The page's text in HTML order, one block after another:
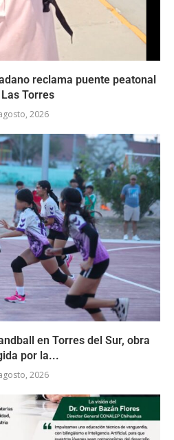
reclama puente peatonal
Torres
2026
en Torres del Sur, obra
por la...
2026